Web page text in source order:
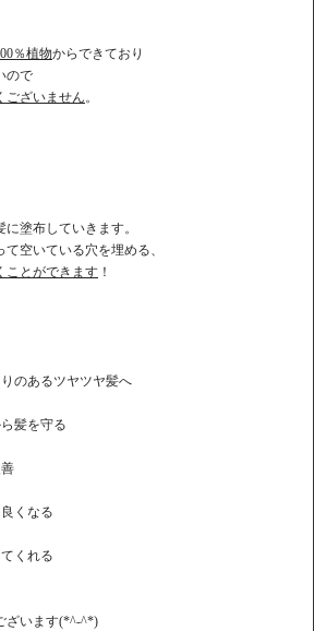
％植物からできており
ので
ございません 。
塗布していきます。
空いている穴を埋める、
ことができます ！
のあるツヤツヤ髪へ
髪を守る
くなる
くれる
ざいます(*^-^*)